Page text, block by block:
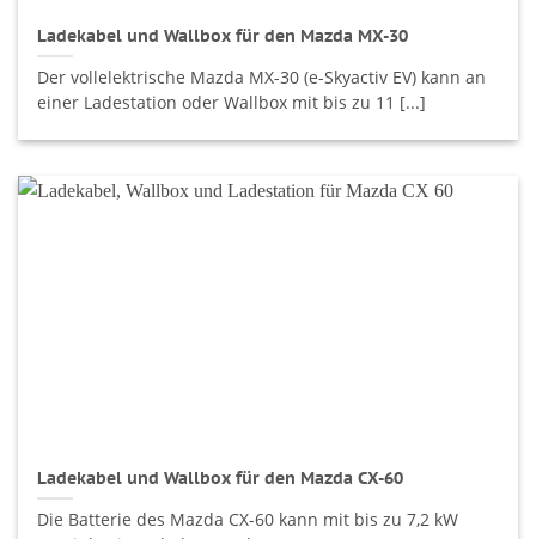
Ladekabel und Wallbox für den Mazda MX-30
Der vollelektrische Mazda MX-30 (e-Skyactiv EV) kann an
einer Ladestation oder Wallbox mit bis zu 11 [...]
Ladekabel und Wallbox für den Mazda CX-60
Die Batterie des Mazda CX-60 kann mit bis zu 7,2 kW